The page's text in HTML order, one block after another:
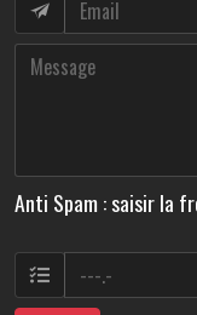
Anti Spam : saisir la